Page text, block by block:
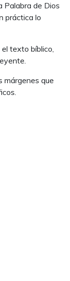
Palabra de Dios
práctica lo
texto bíblico,
márgenes que